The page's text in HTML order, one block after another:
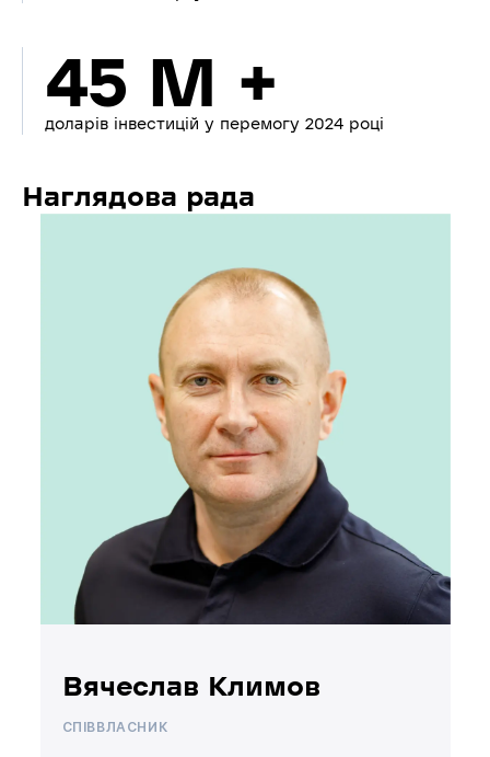
45 M +
доларів інвестицій у перемогу 2024 році
Наглядова рада
Вячеслав Климов
СПІВВЛАСНИК